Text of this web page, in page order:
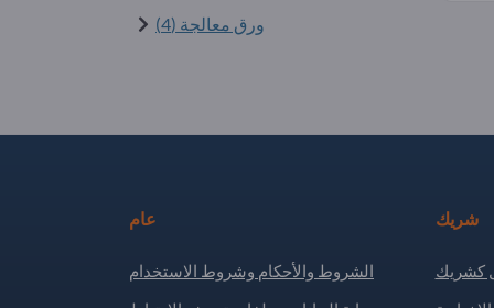
ورق معالجة (4)
عام
الشروط والأحكام وشروط الاستخدام
شريك
كشريك